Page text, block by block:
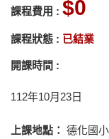
課程費用 : 0
課程狀態 : 已結業
開課時間 :
112年10月23日
上課地點： 德化國小